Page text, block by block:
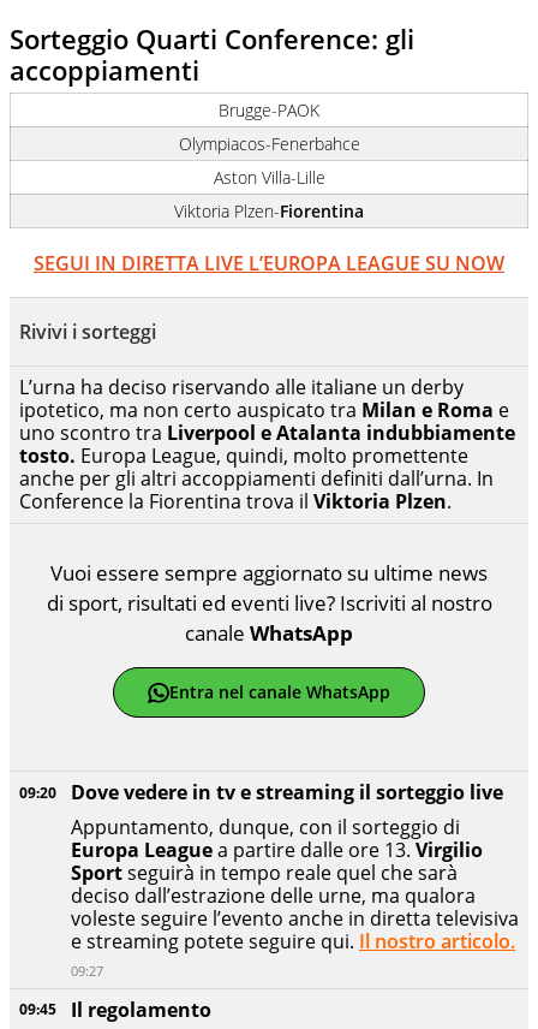
Sorteggio Quarti Conference: gli
accoppiamenti
Brugge-PAOK
Olympiacos-Fenerbahce
Aston Villa-Lille
Viktoria Plzen-Fiorentina
SEGUI IN DIRETTA LIVE L’EUROPA LEAGUE SU NOW
Rivivi i sorteggi
L’urna ha deciso riservando alle italiane un derby
ipotetico, ma non certo auspicato tra Milan e Roma e
uno scontro tra Liverpool e Atalanta indubbiamente
tosto. Europa League, quindi, molto promettente
anche per gli altri accoppiamenti definiti dall’urna. In
Conference la Fiorentina trova il Viktoria Plzen.
09:45
Il regolamento
09:20
Dove vedere in tv e streaming il sorteggio live
Appuntamento, dunque, con il sorteggio di
Europa Leaguea partire dalle ore 13. Virgilio
Sportseguirà in tempo reale quel che sarà
deciso dall’estrazione delle urne, ma qualora
voleste seguire l’evento anche in diretta televisiva
e streaming potete seguire qui. Il nostro articolo.
09:27
Vuoi essere sempre aggiornato su ultime news
di sport, risultati ed eventi live? Iscriviti al nostro
canale WhatsApp
Entra nel canale WhatsApp